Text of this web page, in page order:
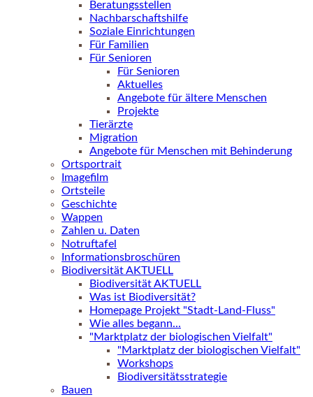
Beratungsstellen
Nachbarschaftshilfe
Soziale Einrichtungen
Für Familien
Für Senioren
Für Senioren
Aktuelles
Angebote für ältere Menschen
Projekte
Tierärzte
Migration
Angebote für Menschen mit Behinderung
Ortsportrait
Imagefilm
Ortsteile
Geschichte
Wappen
Zahlen u. Daten
Notruftafel
Informationsbroschüren
Biodiversität AKTUELL
Biodiversität AKTUELL
Was ist Biodiversität?
Homepage Projekt "Stadt-Land-Fluss"
Wie alles begann...
"Marktplatz der biologischen Vielfalt"
"Marktplatz der biologischen Vielfalt"
Workshops
Biodiversitätsstrategie
Bauen